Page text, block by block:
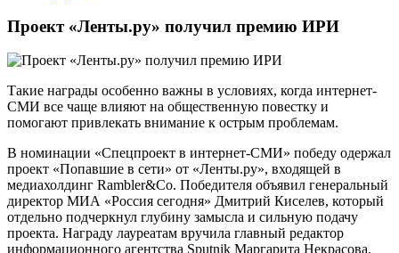
Проект «Ленты.ру» получил премию ИРИ
Такие награды особенно важны в условиях, когда интернет-
СМИ все чаще влияют на общественную повестку и
помогают привлекать внимание к острым проблемам.
В номинации «Спецпроект в интернет-СМИ» победу одержал
проект «Попавшие в сети» от «Ленты.ру», входящей в
медиахолдинг Rambler&Co. Победителя объявил генеральный
директор МИА «Россия сегодня» Дмитрий Киселев, который
отдельно подчеркнул глубину замысла и сильную подачу
проекта. Награду лауреатам вручила главный редактор
информационного агентства Sputnik Маргарита Некрасова.